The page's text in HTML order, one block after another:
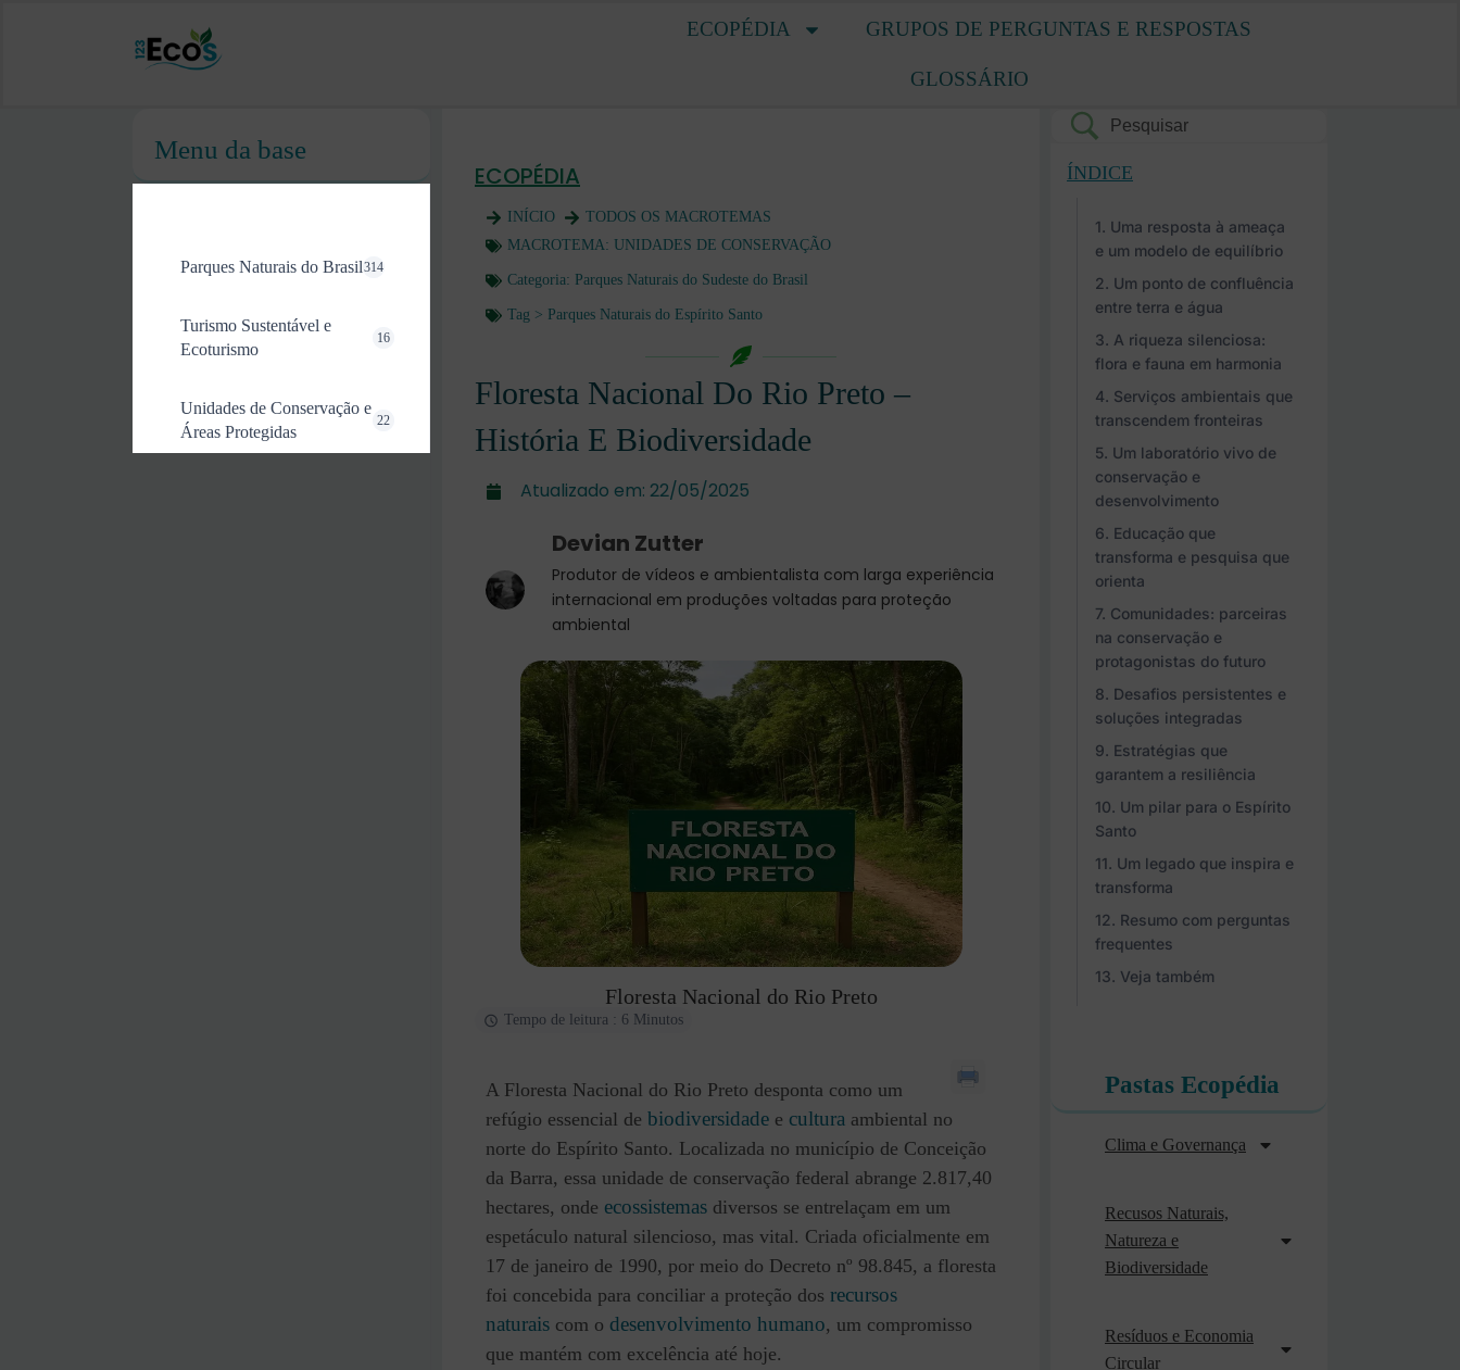
ECOPÉDIA GRUPOS DE PERGUNTAS E RESPOSTAS
GLOSSÁRIO
Menu da base
Parques Naturais do Brasil314
Turismo Sustentável e
Ecoturismo
16
Unidades de Conservação e
Áreas Protegidas
22
ECOPÉDIA
INÍCIO
TODOS OS MACROTEMAS
MACROTEMA: UNIDADES DE CONSERVAÇÃO
Categoria: Parques Naturais do Sudeste do Brasil
Tag > Parques Naturais do Espírito Santo
Floresta Nacional Do Rio Preto –
História E Biodiversidade
Atualizado em: 22/05/2025
Devian Zutter
Produtor de vídeos e ambientalista com larga experiência
internacional em produções voltadas para proteção
ambiental
Floresta Nacional do Rio Preto
Tempo de leitura : 6 Minutos
A Floresta Nacional do Rio Preto desponta como um
refúgio essencial de biodiversidade e cultura ambiental no
norte do Espírito Santo. Localizada no município de Conceição
da Barra, essa unidade de conservação federal abrange 2.817,40
hectares, onde ecossistemas diversos se entrelaçam em um
espetáculo natural silencioso, mas vital. Criada oficialmente em
17 de janeiro de 1990, por meio do Decreto nº 98.845, a floresta
foi concebida para conciliar a proteção dos recursos
naturais com o desenvolvimento humano, um compromisso
que mantém com excelência até hoje.
ÍNDICE
Uma resposta à ameaça
e um modelo de equilíbrio
Um ponto de confluência
entre terra e água
A riqueza silenciosa:
flora e fauna em harmonia
Serviços ambientais que
transcendem fronteiras
Um laboratório vivo de
conservação e
desenvolvimento
Educação que
transforma e pesquisa que
orienta
Comunidades: parceiras
na conservação e
protagonistas do futuro
Desafios persistentes e
soluções integradas
Estratégias que
garantem a resiliência
Um pilar para o Espírito
Santo
Um legado que inspira e
transforma
Resumo com perguntas
frequentes
Veja também
Pastas Ecopédia
Clima e Governança
Recusos Naturais,
Natureza e
Biodiversidade
Resíduos e Economia
Circular